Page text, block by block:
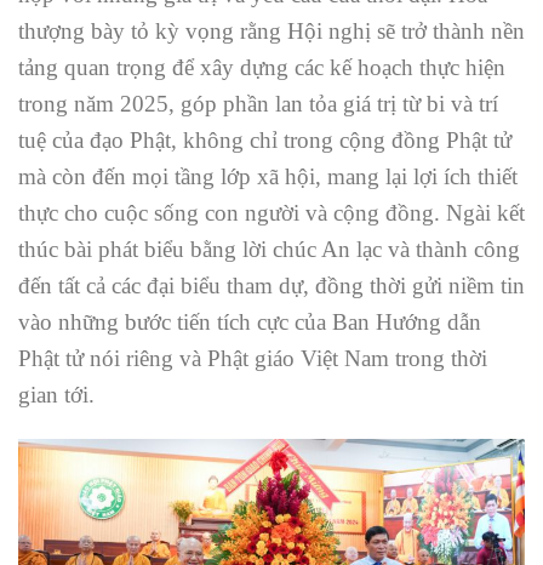
thượng bày tỏ kỳ vọng rằng Hội nghị sẽ trở thành nền
tảng quan trọng để xây dựng các kế hoạch thực hiện
trong năm 2025, góp phần lan tỏa giá trị từ bi và trí
tuệ của đạo Phật, không chỉ trong cộng đồng Phật tử
mà còn đến mọi tầng lớp xã hội, mang lại lợi ích thiết
thực cho cuộc sống con người và cộng đồng. Ngài kết
thúc bài phát biểu bằng lời chúc An lạc và thành công
đến tất cả các đại biểu tham dự, đồng thời gửi niềm tin
vào những bước tiến tích cực của Ban Hướng dẫn
Phật tử nói riêng và Phật giáo Việt Nam trong thời
gian tới.